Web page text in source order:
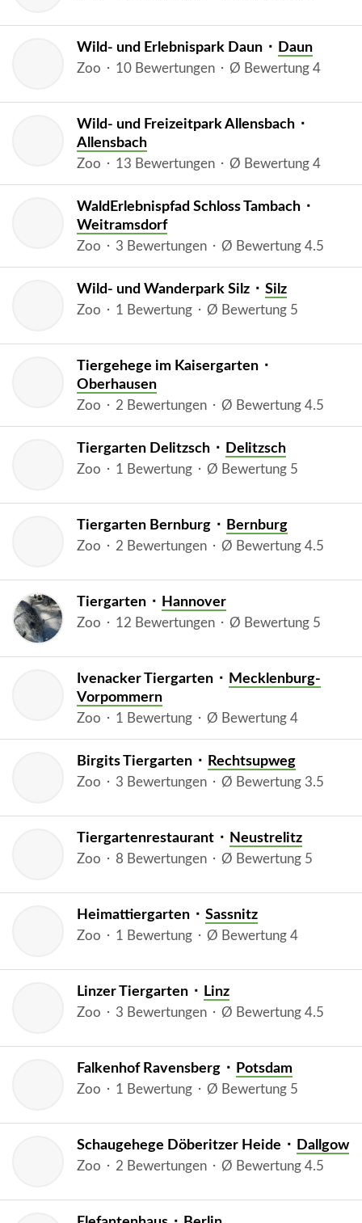
Wild- und Erlebnispark Daun ⬝ Daun
Zoo ⬝ 10 Bewertungen ⬝ Ø Bewertung 4
Wild- und Freizeitpark Allensbach ⬝
Allensbach
Zoo ⬝ 13 Bewertungen ⬝ Ø Bewertung 4
WaldErlebnispfad Schloss Tambach ⬝
Weitramsdorf
Zoo ⬝ 3 Bewertungen ⬝ Ø Bewertung 4.5
Wild- und Wanderpark Silz ⬝ Silz
Zoo ⬝ 1 Bewertung ⬝ Ø Bewertung 5
Tiergehege im Kaisergarten ⬝
Oberhausen
Zoo ⬝ 2 Bewertungen ⬝ Ø Bewertung 4.5
Tiergarten Delitzsch ⬝ Delitzsch
Zoo ⬝ 1 Bewertung ⬝ Ø Bewertung 5
Tiergarten Bernburg ⬝ Bernburg
Zoo ⬝ 2 Bewertungen ⬝ Ø Bewertung 4.5
Tiergarten ⬝ Hannover
Zoo ⬝ 12 Bewertungen ⬝ Ø Bewertung 5
Ivenacker Tiergarten ⬝ Mecklenburg-
Vorpommern
Zoo ⬝ 1 Bewertung ⬝ Ø Bewertung 4
Birgits Tiergarten ⬝ Rechtsupweg
Zoo ⬝ 3 Bewertungen ⬝ Ø Bewertung 3.5
Tiergartenrestaurant ⬝ Neustrelitz
Zoo ⬝ 8 Bewertungen ⬝ Ø Bewertung 5
Heimattiergarten ⬝ Sassnitz
Zoo ⬝ 1 Bewertung ⬝ Ø Bewertung 4
Linzer Tiergarten ⬝ Linz
Zoo ⬝ 3 Bewertungen ⬝ Ø Bewertung 4.5
Falkenhof Ravensberg ⬝ Potsdam
Zoo ⬝ 1 Bewertung ⬝ Ø Bewertung 5
Schaugehege Döberitzer Heide ⬝ Dallgow
Zoo ⬝ 2 Bewertungen ⬝ Ø Bewertung 4.5